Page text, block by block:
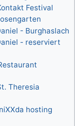
Festival
- Burghaslach
- reserviert
Theresia
hosting